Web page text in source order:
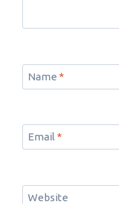
Name *
Email*
Website